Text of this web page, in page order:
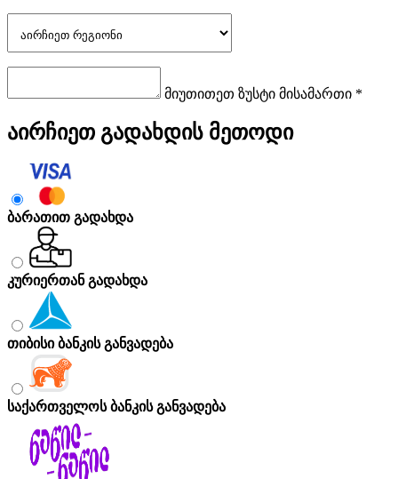
მიუთითეთ ზუსტი მისამართი *
აირჩიეთ გადახდის მეთოდი
ბარათით გადახდა
კურიერთან გადახდა
თიბისი ბანკის განვადება
საქართველოს ბანკის განვადება